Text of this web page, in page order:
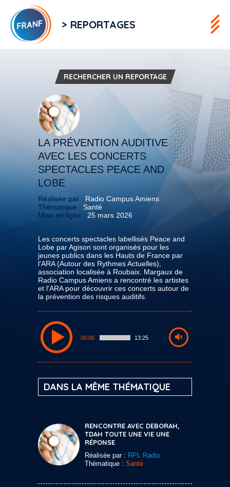
> REPORTAGES
RECHERCHER UN REPORTAGE
LA PRÉVENTION AUDITIVE
AVEC LES CONCERTS
SPECTACLES PEACE AND
LOBE
Réalisée par : Radio Campus Amiens
Thématique : Santé
Mise en ligne : 25 mars 2026
Les concerts spectacles labellisés Peace and
Lobe par Agison sont organisés pour les
jeunes publics dans les Hauts de France par
l'ARA (Autour des Rythmes Actuelles),
association localisée à Roubaix. Margaux de
Radio Campus Amiens a rencontré les artistes
et l'ARA pour découvrir ces concerts autour de
la prévention des risques auditifs.
00:00 13:25
DANS LA MÊME THÉMATIQUE
RENCONTRE AVEC DEBORAH,
TDAH TOUTE UNE VIE UNE
RÉPONSE
Réalisée par : RPL Radio
Thématique : Santé